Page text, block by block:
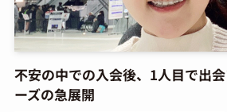
不安の中での入会後、1人目で出
ーズの急展開